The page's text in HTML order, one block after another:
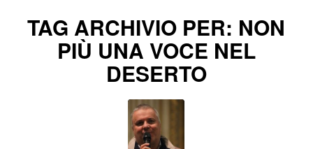
TAG ARCHIVIO PER: NON
PIÙ UNA VOCE NEL
DESERTO